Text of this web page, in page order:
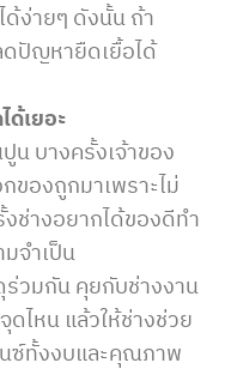
ด้ง่ายๆ ดังนั้น ถ้า
ปัญหายืดเยื้อได้
เยอะ
น บางครั้งเจ้าของ
ของถูกมาเพราะไม่
ช่างอยากได้ของดีทำ
จำเป็น
วมกัน คุยกับช่างงาน
ดไหน แล้วให้ช่างช่วย
นซ์ทั้งงบและคุณภาพ